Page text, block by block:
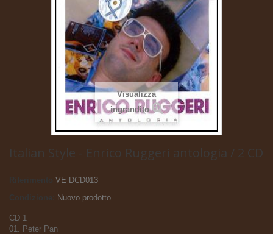
Visualizza
ingrandito
Italian Style - Enrico Ruggeri antologia / 2 CD
Riferimento
VE DCD013
Nuovo prodotto
CD 1
01. Peter Pan